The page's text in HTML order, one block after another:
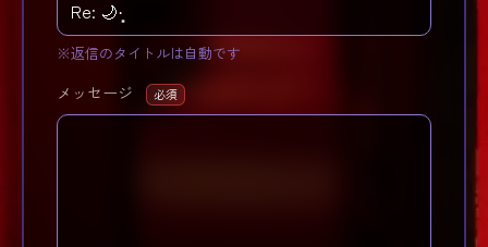
※返信のタイトルは自動です
メッセージ 必須